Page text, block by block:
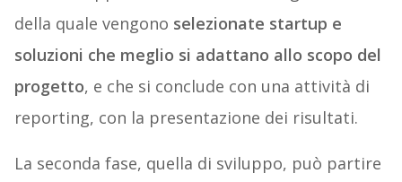
della quale vengono selezionate startup e
soluzioni che meglio si adattano allo scopo del
progetto, e che si conclude con una attività di
reporting, con la presentazione dei risultati.
La seconda fase, quella di sviluppo, può partire